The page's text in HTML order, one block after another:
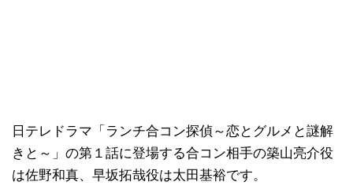
日テレドラマ「ランチ合コン探偵～恋とグルメと謎解
きと～」の第１話に登場する合コン相手の築山亮介役
は佐野和真、早坂拓哉役は太田基裕です。